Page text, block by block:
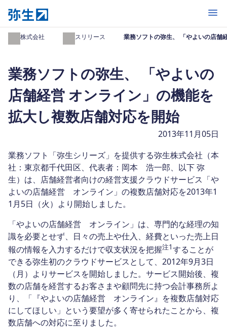
開く
弥生株式会社 プレスリリース 業務ソフトの弥生、 「やよいの店舗
業務ソフトの弥生、 「やよいの
店舗経営 オンライン」の機能を
拡大し複数店舗対応を開始
2013年11月05日
業務ソフト「弥生シリーズ」を提供する弥生株式会社（本
社：東京都千代田区、代表者：岡本 浩一郎、以下 弥
生）は、店舗経営者向けの経営支援クラウドサービス「や
よいの店舗経営 オンライン」の複数店舗対応を2013年1
1月5日（火）より開始しました。
「やよいの店舗経営 オンライン」は、専門的な経理の知
識を必要とせず、日々の売上や仕入、経費といった売上日
報の情報を入力するだけで収支状況を把握注1することが
できる弥生初のクラウドサービスとして、2012年9月3日
（月）よりサービスを開始しました。サービス開始後、複
数の店舗を経営するお客さまや顧問先に持つ会計事務所よ
り、「『やよいの店舗経営 オンライン』を複数店舗対応
にしてほしい」という要望が多く寄せられたことから、複
数店舗への対応に至りました。